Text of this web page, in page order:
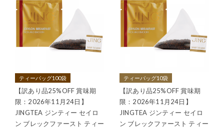
ティーバッグ100袋
【訳あり品25%OFF 賞味期
限：2026年11月24日】
JINGTEA ジンティー セイロ
ン ブレックファースト ティー
ティーバッグ10袋
【訳あり品25%OFF 賞味期
限：2026年11月24日】
JINGTEA ジンティー セイロ
ン ブレックファースト ティー